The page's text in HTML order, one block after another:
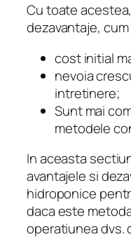
Cu toate
dezavantaje, cum
cost initial
nevoia
intretinere;
Sunt mai
metodele
In aceasta
avantajele si
hidroponice
daca este
operatiunea dvs.